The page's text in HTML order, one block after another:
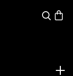
Search